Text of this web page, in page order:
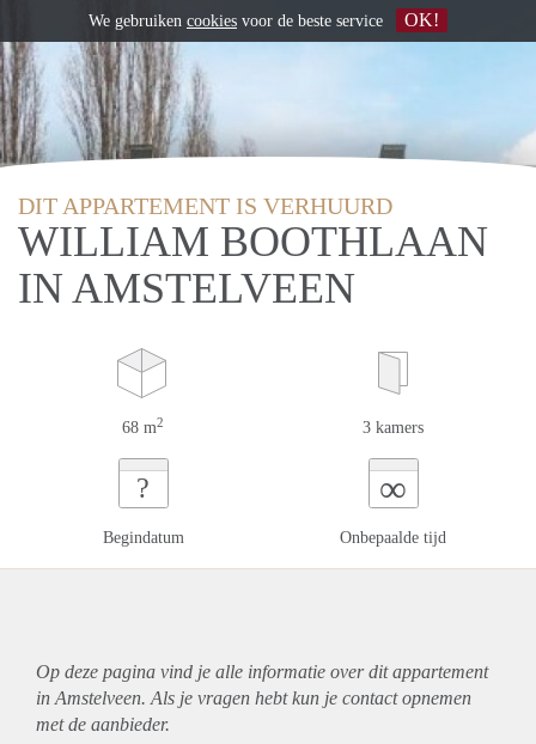
DIT APPARTEMENT IS VERHUURD
WILLIAM BOOTHLAAN
IN AMSTELVEEN
68 m2 3 kamers
?
Begindatum
∞
Onbepaalde tijd
Op deze pagina vind je alle informatie over ditappartement
in Amstelveen. Als je vragen hebt kun je contact opnemen
met de aanbieder.
We gebruiken cookies voor de beste service OK!